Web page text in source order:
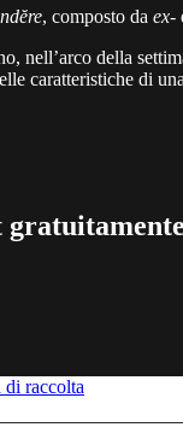
, composto da ex-
nell’arco della
caratteristiche di
raccolta